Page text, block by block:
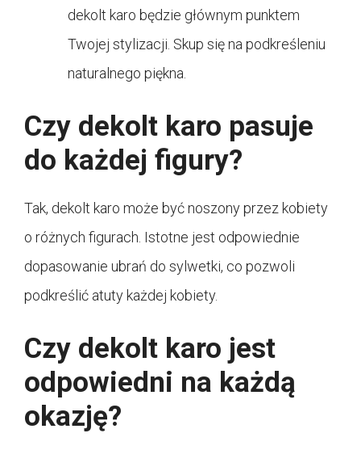
dekolt karo będzie głównym punktem
Twojej stylizacji. Skup się na podkreśleniu
naturalnego piękna.
Czy dekolt karo pasuje
do każdej figury?
Tak, dekolt karo może być noszony przez kobiety
o różnych figurach. Istotne jest odpowiednie
dopasowanie ubrań do sylwetki, co pozwoli
podkreślić atuty każdej kobiety.
Czy dekolt karo jest
odpowiedni na każdą
okazję?